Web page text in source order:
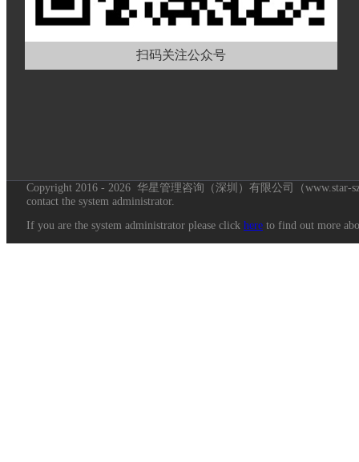
扫码关注公众号
Copyright 2016 - 2026 华星管理咨询（深圳）有限公司（
contact the system administrator.
If you are the system administrator please click here to find out more